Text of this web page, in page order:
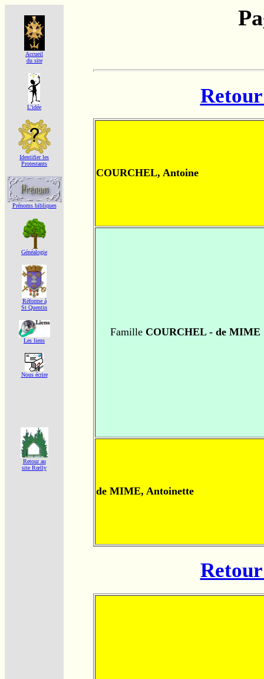
Accueil
du site
L'idée
Identifier les
Protestants
Prénoms bibliques
Généalogie
Réforme á
St Quentin
Les liens
Nous écrire
Retour au
site Rœlly
COURCHEL, Antoine
Famille COURCHEL - de MIME
de MIME, Antoinette